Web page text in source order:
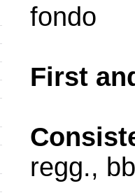
fondo
First
regg.,